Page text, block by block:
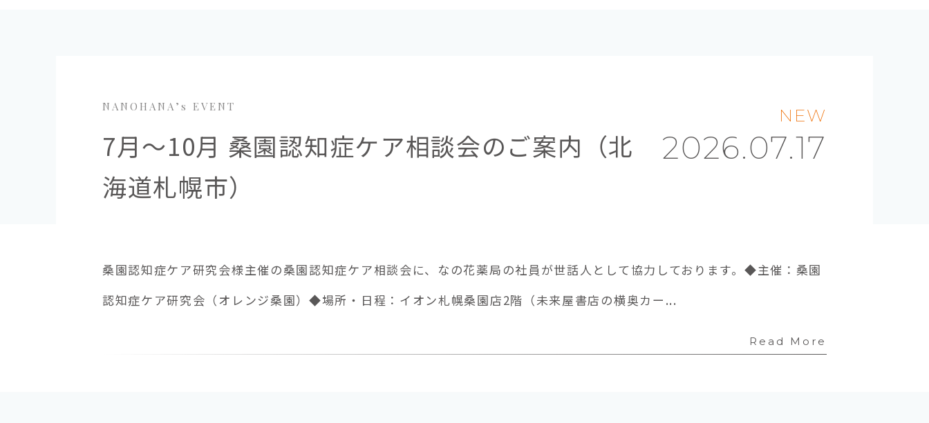
NEW
2026.07.17
NANOHANA’s EVENT
7月～10月 桑園認知症ケア相談会のご案内（北
海道札幌市）
桑園認知症ケア研究会様主催の桑園認知症ケア相談会に、なの花薬局の社員が世話人として協力しております。◆主催：桑園
認知症ケア研究会（オレンジ桑園）◆場所・日程：イオン札幌桑園店2階（未来屋書店の横奥カー...
Read More